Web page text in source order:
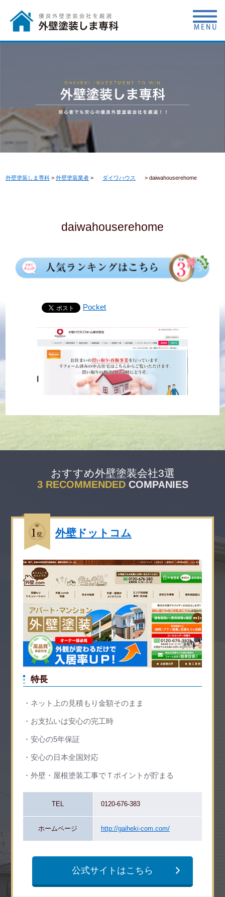
外壁塗装しま専科 >外壁塗装業者 > ダイワハウス >daiwahouserehome
daiwahouserehome
Pocket
おすすめ外壁塗装会社3選
外壁ドットコム
特長
ネット上の見積もり金額そのまま
お支払いは安心の完工時
安心の5年保証
安心の日本全国対応
外壁・屋根塗装工事でＴポイントが貯まる
TEL 0120-676-383
ホームページ http://gaiheki-com.com/
公式サイトはこちら